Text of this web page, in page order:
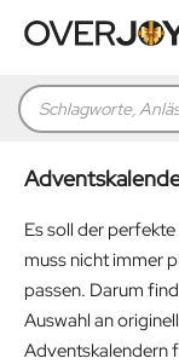
Inhalt
Products
search
Es soll der
muss nicht immer
passen. Darum
Auswahl an
Adventskalendern